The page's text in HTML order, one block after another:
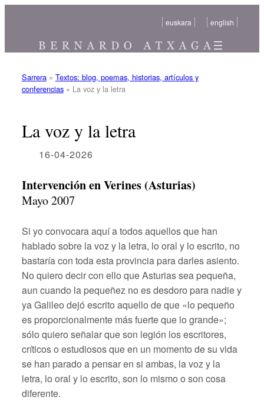
contenido
euskara english
Sarrera» Textos: blog, poemas, historias, artículos y
conferencias» La voz y la letra
La voz y la letra
16-04-2026
Intervención en Verines (Asturias)
Mayo 2007
Si yo convocara aquí a todos aquellos que han
hablado sobre la voz y la letra, lo oral y lo escrito, no
bastaría con toda esta provincia para darles asiento.
No quiero decir con ello que Asturias sea pequeña,
aun cuando la pequeñez no es desdoro para nadie y
ya Galileo dejó escrito aquello de que «lo pequeño
es proporcionalmente más fuerte que lo grande»;
sólo quiero señalar que son legión los escritores,
críticos o estudiosos que en un momento de su vida
se han parado a pensar en si ambas, la voz y la
letra, lo oral y lo escrito, son lo mismo o son cosa
diferente.